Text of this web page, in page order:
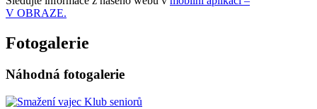
V OBRAZE.
Fotogalerie
Náhodná fotogalerie